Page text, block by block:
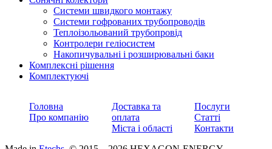
Системи швидкого монтажу
Системи гофрованих трубопроводів
Теплоізольований трубопровід
Контролери геліосистем
Накопичувальні і розширювальні баки
Комплексні рішення
Комплектуючі
Головна
Про компанію
Доставка та
оплата
Міста і області
Послуги
Статті
Контакти